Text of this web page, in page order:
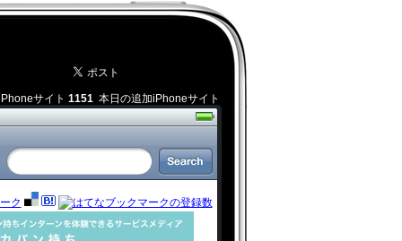
サイト 1151 本日の追加iPhoneサイト